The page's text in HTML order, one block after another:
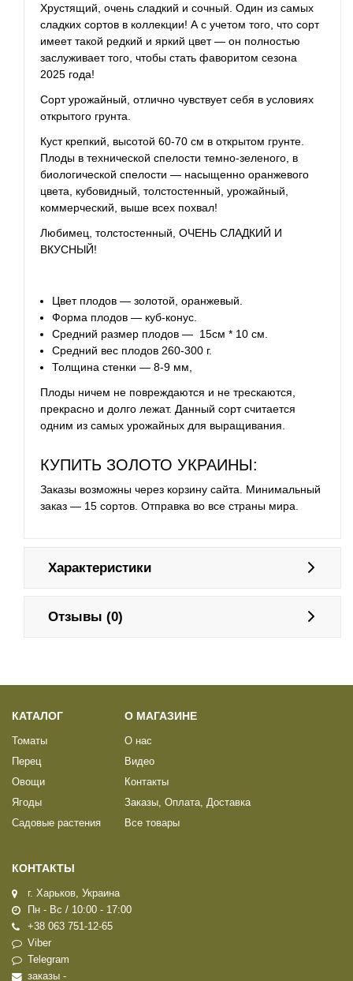
Хрустящий, очень сладкий и сочный. Один из самых
сладких сортов в коллекции! А с учетом того, что сорт
имеет такой редкий и яркий цвет — он полностью
заслуживает того, чтобы стать фаворитом сезона
2025 года!
Сорт урожайный, отлично чувствует себя в условиях
открытого грунта.
Куст крепкий, высотой 60-70 см в открытом грунте.
Плоды в технической спелости темно-зеленого, в
биологической спелости — насыщенно оранжевого
цвета, кубовидный, толстостенный, урожайный,
коммерческий, выше всех похвал!
Любимец, толстостенный, ОЧЕНЬ СЛАДКИЙ И
ВКУСНЫЙ!
Цвет плодов — золотой, оранжевый.
Форма плодов — куб-конус.
Средний размер плодов — 15см * 10 см.
Средний вес плодов 260-300 г.
Толщина стенки — 8-9 мм,
Плоды ничем не повреждаются и не трескаются,
прекрасно и долго лежат. Данный сорт считается
одним из самых урожайных для выращивания.
КУПИТЬ ЗОЛОТО УКРАИНЫ:
Заказы возможны через корзину сайта. Минимальный
заказ — 15 сортов. Отправка во все страны мира.
Характеристики
Отзывы (0)
КАТАЛОГ
Томаты
Перец
Овощи
Ягоды
Садовые растения
О МАГАЗИНЕ
О нас
Видео
Контакты
Заказы, Оплата, Доставка
Все товары
КОНТАКТЫ
г. Харьков, Украина
Пн - Вс / 10:00 - 17:00
+38 063 751-12-65
Viber
Telegram
заказы -